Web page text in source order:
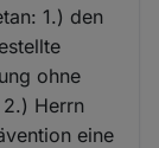
1.) den
ohne
Herrn
eine